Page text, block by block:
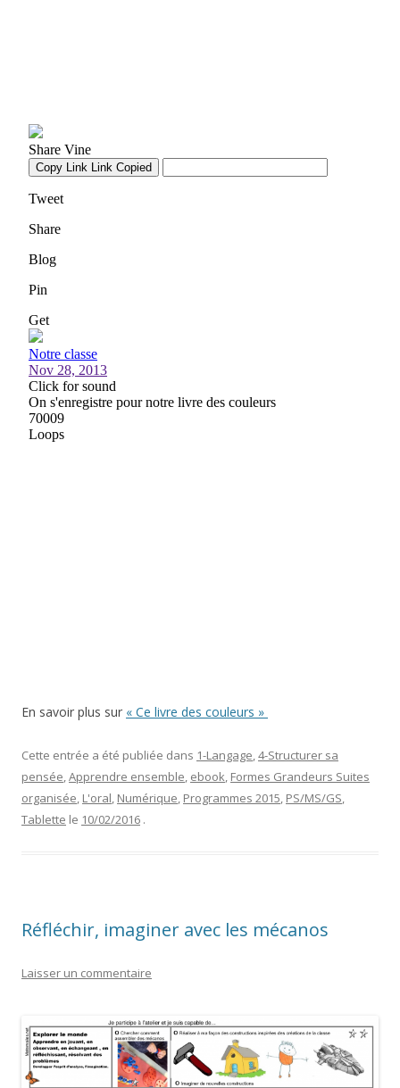
En savoir plus sur « Ce livre des couleurs »
Cette entrée a été publiée dans 1-Langage,4-Structurer sa
pensée,Apprendre ensemble, ebook, Formes Grandeurs Suites
organisée, L'oral, Numérique, Programmes 2015, PS/MS/GS,
Tablette le 10/02/2016 .
Réfléchir, imaginer avec les mécanos
Laisser un commentaire